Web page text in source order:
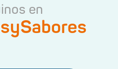
en